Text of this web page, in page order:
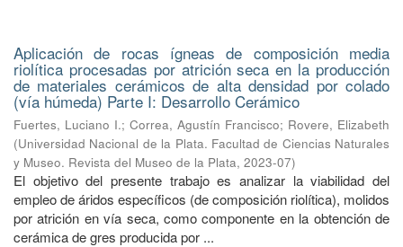
Aplicación de rocas ígneas de composición media
riolítica procesadas por atrición seca en la producción
de materiales cerámicos de alta densidad por colado
(vía húmeda) Parte I: Desarrollo Cerámico
Fuertes, Luciano I.; Correa, Agustín Francisco; Rovere, Elizabeth
(Universidad Nacional de la Plata. Facultad de Ciencias Naturales
y Museo. Revista del Museo de la Plata, 2023-07)
El objetivo del presente trabajo es analizar la viabilidad del
empleo de áridos específicos (de composición riolítica), molidos
por atrición en vía seca, como componente en la obtención de
cerámica de gres producida por ...